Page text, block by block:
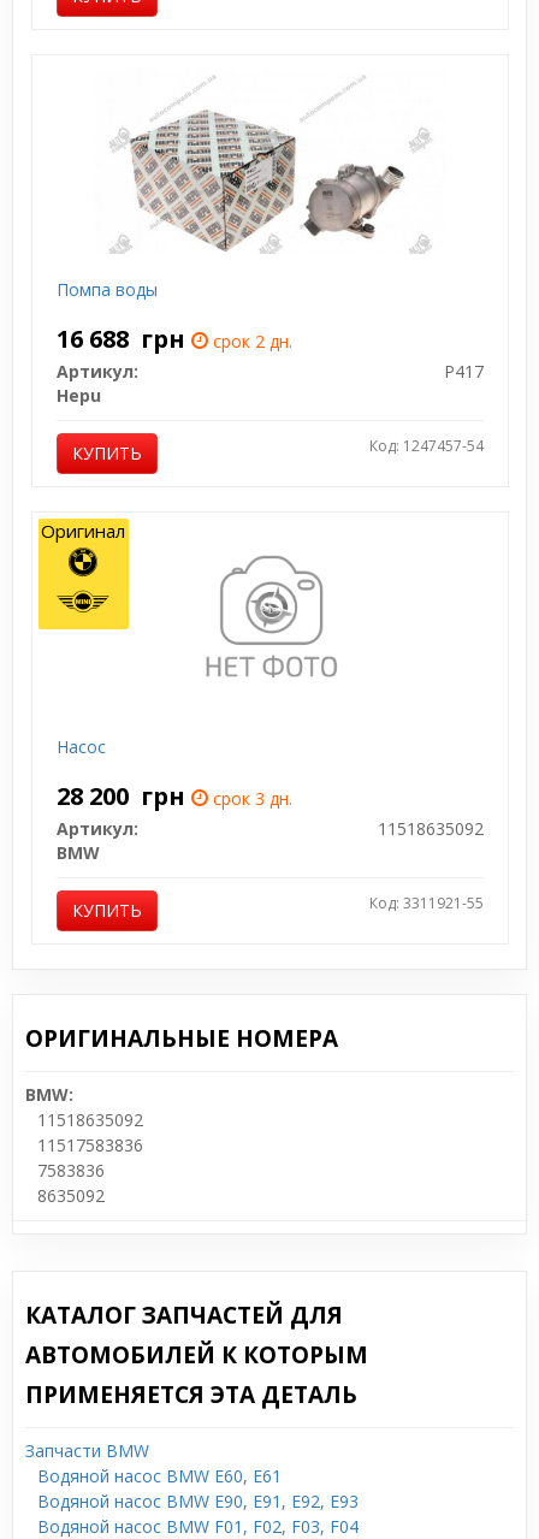
Помпа воды
16 688 грн
срок 2 дн.
Артикул:
P417
Hepu
КУПИТЬ Код: 1247457-54
Насос
28 200 грн
срок 3 дн.
Артикул:
11518635092
BMW
КУПИТЬ Код: 3311921-55
Оригинал
ОРИГИНАЛЬНЫЕ НОМЕРА
BMW:
11518635092
11517583836
7583836
8635092
КАТАЛОГ ЗАПЧАСТЕЙ ДЛЯ
АВТОМОБИЛЕЙ К КОТОРЫМ
ПРИМЕНЯЕТСЯ ЭТА ДЕТАЛЬ
Запчасти BMW
Водяной насос BMW E60, E61
Водяной насос BMW E90, E91, E92, E93
Водяной насос BMW F01, F02, F03, F04